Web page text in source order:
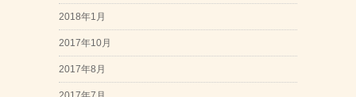
2018年1月
2017年10月
2017年8月